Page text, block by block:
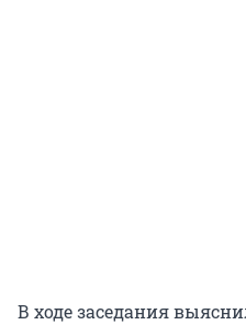
В ходе заседания